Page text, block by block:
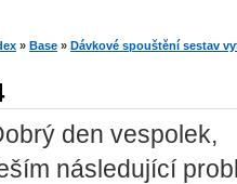
» Base » Dávkové spouštění sestav
den vespolek,
následující